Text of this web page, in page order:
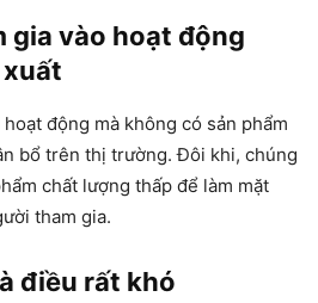
gia vào hoạt động
hoạt động mà không có sản phẩm
bổ trên thị trường. Đôi khi, chúng
chất lượng thấp để làm mặt
tham gia.
điều rất khó